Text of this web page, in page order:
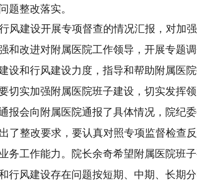
题整改落实。
风建设开展专项督查的情况汇报， 对加
和改进对附属医院工作领导，开展专题
设和行风建设力度， 指导和帮助附属医
切实加强附属医院班子建设，切实发挥领
报会向 附属医院通报了具体情况， 院纪
了整改要求， 要认真对照专项监督检查
务工作能力。 院长余奇希望附属医院班
行风建设存在问题按短期、中期、长期